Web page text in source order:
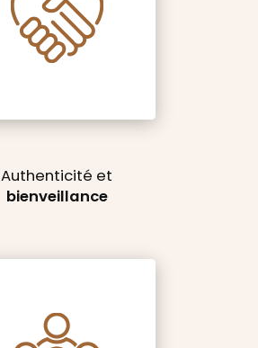
Authenticité et
bienveillance